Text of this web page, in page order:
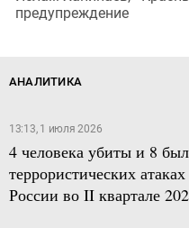
предупреждение
АНАЛИТИКА
13:13, 1 июля 2026
4 человека убиты и 8
террористических
России во II квартале